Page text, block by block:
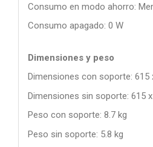
Consumo en modo ahorro:
Consumo apagado: 0 W
Dimensiones y peso
Dimensiones con soporte: 615
Dimensiones sin soporte: 615
Peso con soporte: 8.7 kg
Peso sin soporte: 5.8 kg